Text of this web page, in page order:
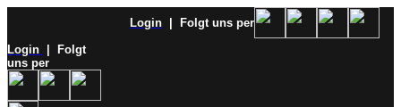
Login
| Folgt uns per
Login
| Folgt
uns per